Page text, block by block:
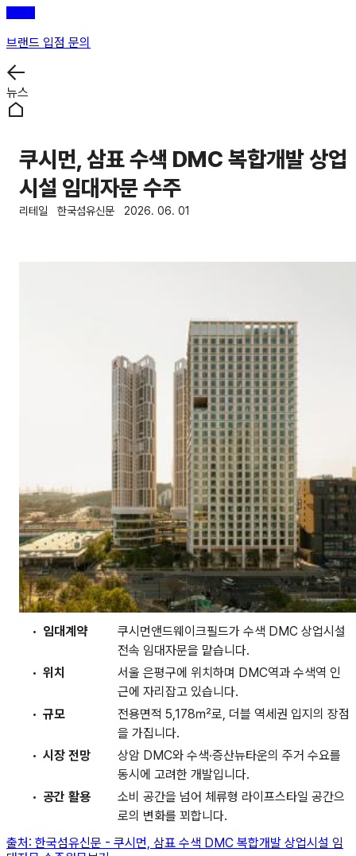
브랜드 입점 문의
뉴스
쿠시먼, 삼표 수색 DMC 복합개발 상업
시설 임대자문 수주
리테일 한국섬유신문 2026. 06. 01
임대계약
쿠시먼앤드웨이크필드가 수색 DMC 상업시설
전속 임대자문을 맡습니다.
위치
서울 은평구에 위치하며 DMC역과 수색역 인
근에 자리잡고 있습니다.
규모
전용면적 5,178㎡로, 더블 역세권 입지의 장점
을 가집니다.
시장 전망
상암 DMC와 수색·증산뉴타운의 주거 수요를
동시에 고려한 개발입니다.
공간 활용
소비 공간을 넘어 체류형 라이프스타일 공간으
로의 변화를 꾀합니다.
출처: 한국섬유신문 - 쿠시먼, 삼표 수색 DMC 복합개발 상업시설 임